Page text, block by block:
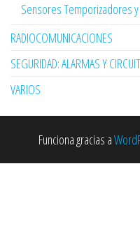
Sensores Temporizadores
RADIOCOMUNICACIONES
SEGURIDAD: ALARMAS Y
VARIOS
Funciona gracias a